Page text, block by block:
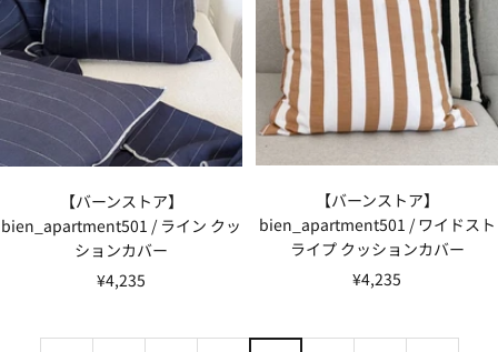
【バーンストア】
bien_apartment501 / ライン クッ
ションカバー
セ
¥4,235
【バーンストア】
bien_apartment501 / ワイドスト
ライプ クッションカバー
セ
¥4,235